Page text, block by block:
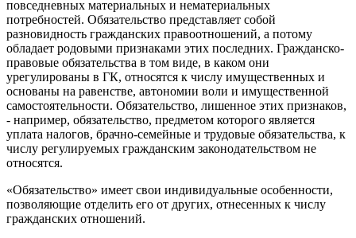
повседневных материальных и нематериальных
потребностей. Обязательство представляет собой
разновидность гражданских правоотношений, а потому
обладает родовыми признаками этих последних. Гражданско-
правовые обязательства в том виде, в каком они
урегулированы в ГК, относятся к числу имущественных и
основаны на равенстве, автономии воли и имущественной
самостоятельности. Обязательство, лишенное этих признаков,
- например, обязательство, предметом которого является
уплата налогов, брачно-семейные и трудовые обязательства, к
числу регулируемых гражданским законодательством не
относятся.
«Обязательство» имеет свои индивидуальные особенности,
позволяющие отделить его от других, отнесенных к числу
гражданских отношений.